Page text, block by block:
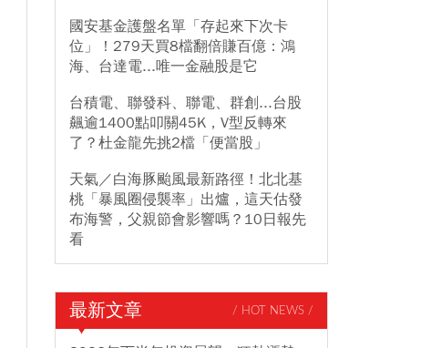
國安基金護盤名單「存起來下次卡
位」！279天買8檔翻倍賺百億：鴻
海、台達電...唯一金融股是它
台積電、聯發科、聯電、群創...台股
飆逾1400點叩關45K，V型反轉來
了？杜金龍先挑2檔「便當股」
天氣／白海豚颱風最新路徑！北北基
桃「暴風圈侵襲率」出爐，這天估發
布海警，父親節會影響嗎？10日報先
看
最新文章 / HOT NEWS /